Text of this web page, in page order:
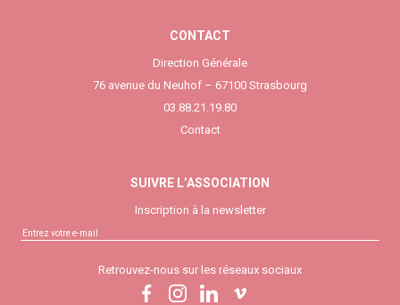
CONTACT
Direction Générale
76 avenue du Neuhof – 67100 Strasbourg
03.88.21.19.80
Contact
SUIVRE L’ASSOCIATION
Inscription à la newsletter
Retrouvez-nous sur les réseaux sociaux